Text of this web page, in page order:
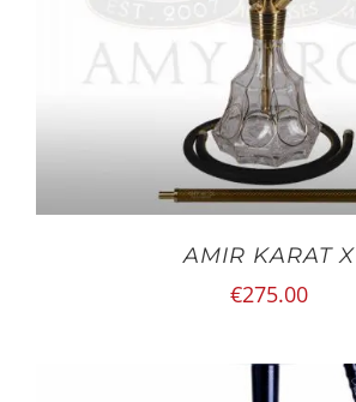
AMIR KARAT X
€275.00